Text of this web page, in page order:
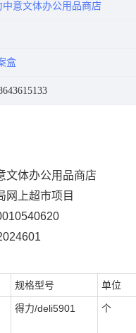
中意文体办公用品商店
盒
文体办公用品商店
网上超市项目
规格型号 单位
得力/deli5901 个